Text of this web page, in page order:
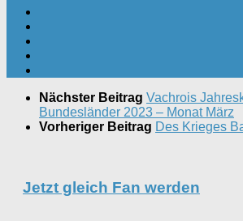
Nächster Beitrag Vachrois
Bundesländer 2023 – Monat März
Vorheriger Beitrag Des Krieges
Jetzt gleich Fan werden